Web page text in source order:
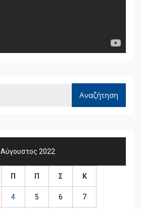
Αύγουστος 2022
Π Π Σ Κ
4 5 6 7